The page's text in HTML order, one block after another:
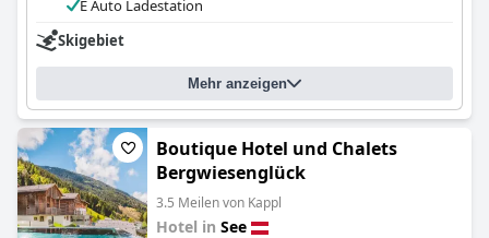
E Auto Ladestation
Skigebiet
Mehr anzeigen
Boutique Hotel und Chalets
Bergwiesenglück
3.5 Meilen von Kappl
Hotel in See